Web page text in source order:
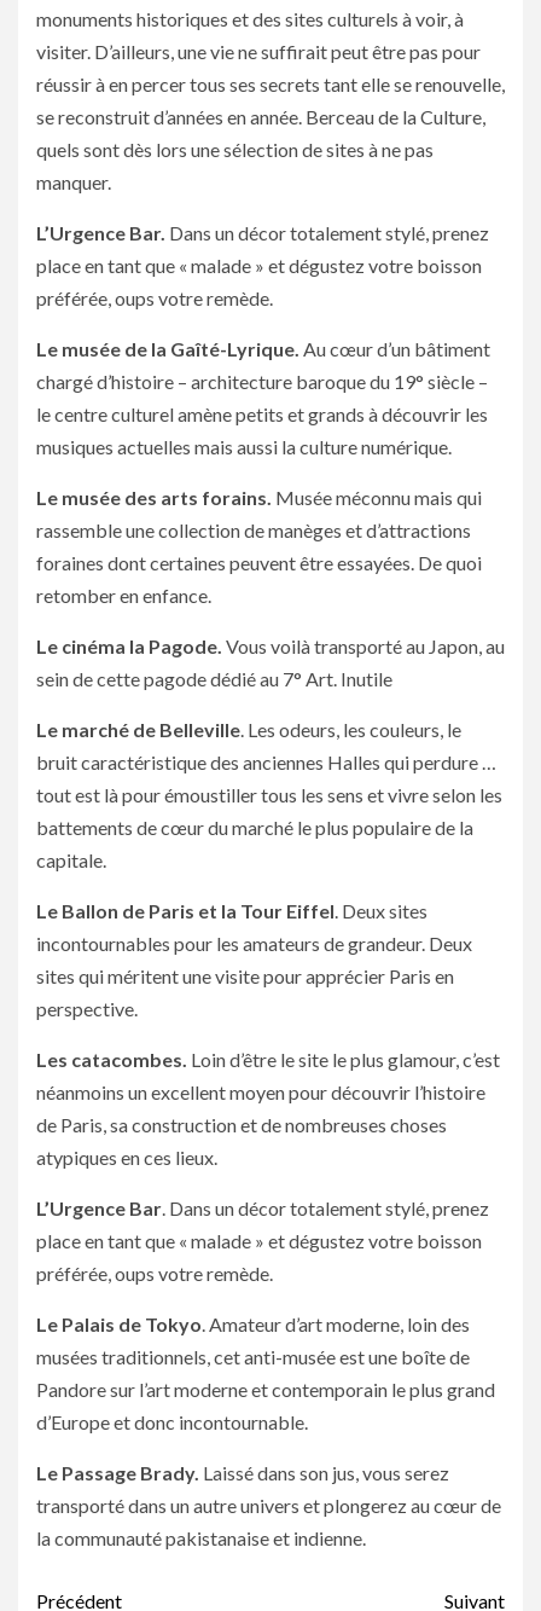
monuments historiques et des sites culturels à voir, à
visiter. D’ailleurs, une vie ne suffirait peut être pas pour
réussir à en percer tous ses secrets tant elle se renouvelle,
se reconstruit d’années en année. Berceau de la Culture,
quels sont dès lors une sélection de sites à ne pas
manquer.
L’Urgence Bar. Dans un décor totalement stylé, prenez
place en tant que « malade » et dégustez votre boisson
préférée, oups votre remède.
Le musée de la Gaîté-Lyrique. Au cœur d’un bâtiment
chargé d’histoire – architecture baroque du 19° siècle –
le centre culturel amène petits et grands à découvrir les
musiques actuelles mais aussi la culture numérique.
Le musée des arts forains. Musée méconnu mais qui
rassemble une collection de manèges et d’attractions
foraines dont certaines peuvent être essayées. De quoi
retomber en enfance.
Le cinéma la Pagode. Vous voilà transporté au Japon, au
sein de cette pagode dédié au 7° Art. Inutile
Le marché de Belleville. Les odeurs, les couleurs, le
bruit caractéristique des anciennes Halles qui perdure …
tout est là pour émoustiller tous les sens et vivre selon les
battements de cœur du marché le plus populaire de la
capitale.
Le Ballon de Paris et la Tour Eiffel. Deux sites
incontournables pour les amateurs de grandeur. Deux
sites qui méritent une visite pour apprécier Paris en
perspective.
Les catacombes. Loin d’être le site le plus glamour, c’est
néanmoins un excellent moyen pour découvrir l’histoire
de Paris, sa construction et de nombreuses choses
atypiques en ces lieux.
L’Urgence Bar. Dans un décor totalement stylé, prenez
place en tant que « malade » et dégustez votre boisson
préférée, oups votre remède.
Le Palais de Tokyo. Amateur d’art moderne, loin des
musées traditionnels, cet anti-musée est une boîte de
Pandore sur l’art moderne et contemporain le plus grand
d’Europe et donc incontournable.
Le Passage Brady. Laissé dans son jus, vous serez
transporté dans un autre univers et plongerez au cœur de
la communauté pakistanaise et indienne.
Précédent Suivant